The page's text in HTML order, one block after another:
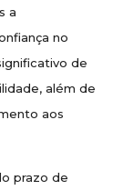
a
no
de
além de
aos
prazo de